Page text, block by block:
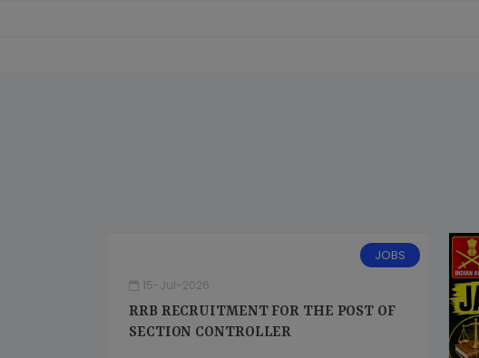
JOBS
15-Jul-2026
RRB RECRUITMENT FOR THE POST OF
SECTION CONTROLLER